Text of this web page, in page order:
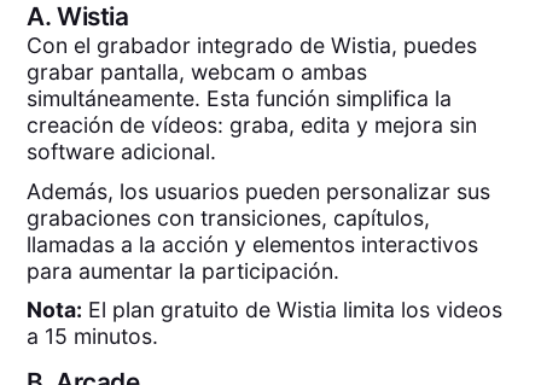
A.Wistia
Con el grabador integrado de Wistia, puedes
grabar pantalla, webcam o ambas
simultáneamente. Esta función simplifica la
creación de vídeos: graba, edita y mejora sin
software adicional.
Además, los usuarios pueden personalizar sus
grabaciones con transiciones, capítulos,
llamadas a la acción y elementos interactivos
para aumentar la participación.
Nota: El plan gratuito de Wistia limita los videos
a 15 minutos.